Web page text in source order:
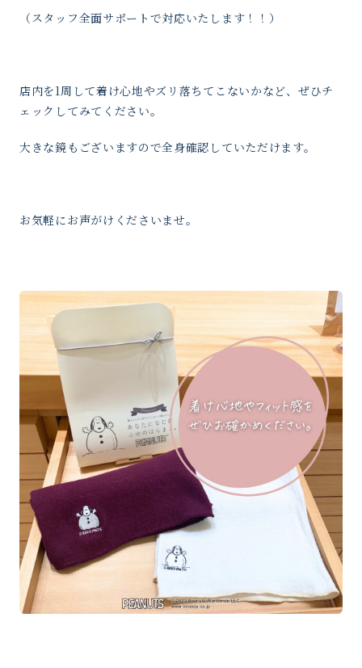
（スタッフ全面サポートで対応いたします！！）
店内を1周して着け心地やズリ落ちてこないかなど、ぜひチ
ェックしてみてください。
大きな鏡もございますので全身確認していただけます。
お気軽にお声がけくださいませ。